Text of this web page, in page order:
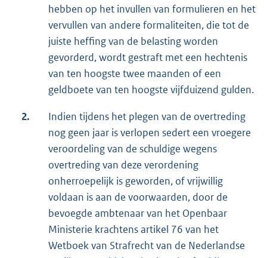
hebben op het invullen van formulieren en het
vervullen van andere formaliteiten, die tot de
juiste heffing van de belasting worden
gevorderd, wordt gestraft met een hechtenis
van ten hoogste twee maanden of een
geldboete van ten hoogste vijfduizend gulden.
2.
Indien tijdens het plegen van de overtreding
nog geen jaar is verlopen sedert een vroegere
veroordeling van de schuldige wegens
overtreding van deze verordening
onherroepelijk is geworden, of vrijwillig
voldaan is aan de voorwaarden, door de
bevoegde ambtenaar van het Openbaar
Ministerie krachtens artikel 76 van het
Wetboek van Strafrecht van de Nederlandse